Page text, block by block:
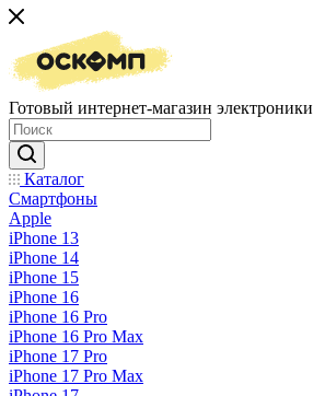
Готовый интернет-магазин электроники
Каталог
Смартфоны
Apple
iPhone 13
iPhone 14
iPhone 15
iPhone 16
iPhone 16 Pro
iPhone 16 Pro Max
iPhone 17 Pro
iPhone 17 Pro Max